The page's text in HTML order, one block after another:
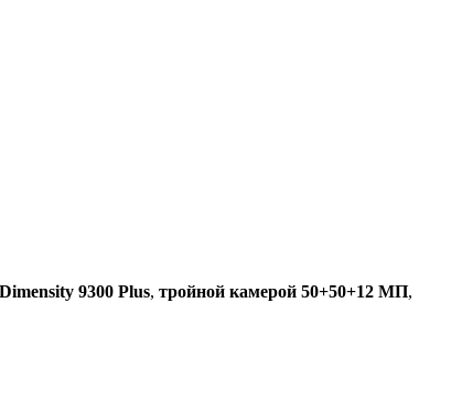
9300 Plus, тройной камерой 50+50+12 МП,